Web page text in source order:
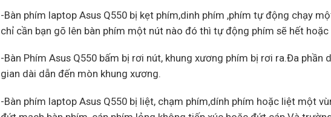
-Bàn phím laptop Asus Q550 bị kẹt phím,dinh phím ,phím tự động chạy
chỉ cần bạn gõ lên bàn phím một nút nào đó thì tự động phím sẽ hết
-Bàn Phím Asus Q550 bấm bị rơi nút, khung xương phím bị rơi ra.Đa
gian dài dẫn đến mòn khung xương.
-Bàn phím laptop Asus Q550 bị liệt, chạm phím,dính phím hoặc liệt một